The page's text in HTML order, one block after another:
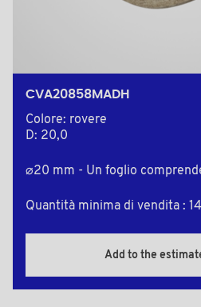
CVA20858MADH
Colore: rovere
D: 20,0
⌀20 mm - Un foglio
Quantità minima di vendita :
Add to the